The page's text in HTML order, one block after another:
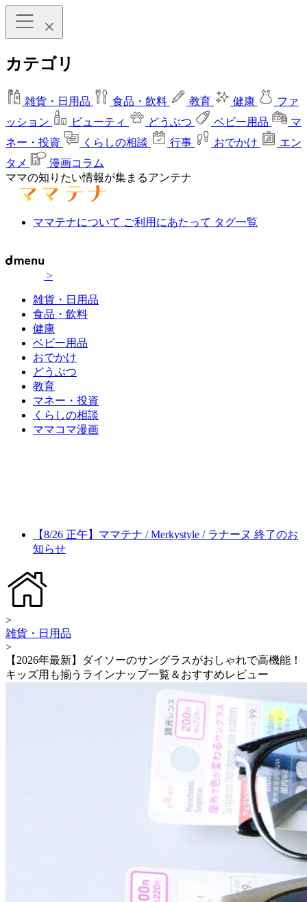
カテゴリ
雑貨・日用品 食品・飲料 教育 健康
ファ
ッション
ビューティ どうぶつ ベビー用品
マ
ネー・投資
くらしの相談 行事 おでかけ
エン
タメ
漫画コラム
ママの知りたい情報が集まるアンテナ
ママテナについて ご利用にあたって タグ一覧
>
雑貨・日用品
食品・飲料
健康
ベビー用品
おでかけ
どうぶつ
教育
マネー・投資
くらしの相談
ママコマ漫画
【8/26 正午】ママテナ / Merkystyle / ラナーヌ 終了のお
知らせ
>
雑貨・日用品
>
【2026年最新】ダイソーのサングラスがおしゃれで高機能！
キッズ用も揃うラインナップ一覧＆おすすめレビュー